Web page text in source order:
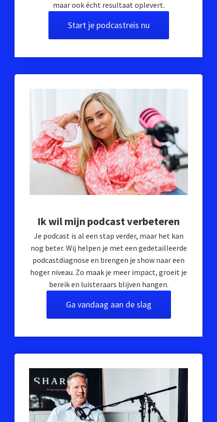
maar ook écht resultaat oplevert.
Start je podcastreis nu
Ik wil mijn podcast verbeteren
Je podcast is al een stap verder, maar het kan
nog beter. Wij helpen je met een gedetailleerde
podcastdiagnose en brengen je show naar een
hoger niveau. Zo maak je meer impact, groeit je
bereik en luisteraars blijven hangen.
Ga vandaag aan de slag